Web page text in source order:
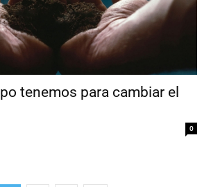
tenemos para cambiar el
0